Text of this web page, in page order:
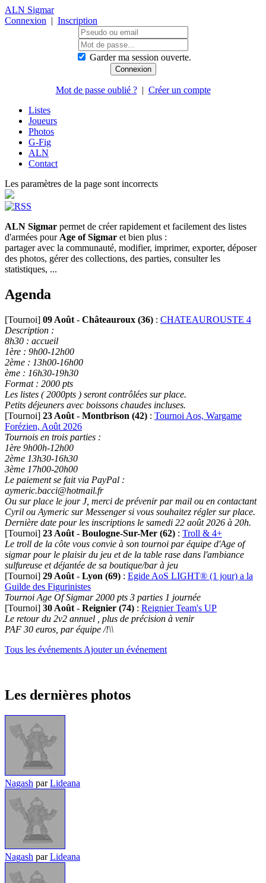
ALN Sigmar
Connexion | Inscription
Garder ma session ouverte.
Mot de passe oublié ?| Créer un compte
Listes
Joueurs
Photos
G-Fig
ALN
Contact
Les paramètres de la page sont incorrects
ALN Sigmar permet de créer rapidement et facilement des listes
d'armées pour Age of Sigmar et bien plus :
partager avec la communauté, modifier, imprimer, exporter, déposer
des photos, gérer des collections, des parties, consulter les
statistiques, ...
Agenda
[Tournoi] 09 Août - Châteauroux (36) : CHATEAUROUSTE 4
Description :
8h30 : accueil
1ère : 9h00-12h00
2ème : 13h00-16h00
ème : 16h30-19h30
Format : 2000 pts
Les listes ( 2000pts ) seront contrôlées sur place.
Petits déjeuners avec boissons chaudes incluses.
[Tournoi] 23 Août - Montbrison (42) : Tournoi Aos, Wargame
Forézien, Août 2026
Tournois en trois parties :
1ère 9h00h-12h00
2ème 13h30-16h30
3ème 17h00-20h00
Le paiement se fait via PayPal :
aymeric.bacci@hotmail.fr
Ou sur place le jour J, merci de prévenir par mail ou en contactant
Cyril ou Aymeric sur Messenger si vous souhaitez régler sur place.
Dernière date pour les inscriptions le samedi 22 août 2026 à 20h.
[Tournoi] 23 Août - Boulogne-Sur-Mer (62) : Troll & 4+
Le troll de la côte vous convie à son tournoi par équipe d'Age of
sigmar pour le plaisir du jeu et de la table rase dans l'ambiance
sulfureuse et déjantée de sa boutique/bar à jeu
[Tournoi] 29 Août - Lyon (69) : Egide AoS LIGHT® (1 jour) a la
Guilde des Figurinistes
Tournoi Age Of Sigmar 2000 pts 3 parties 1 journée
[Tournoi] 30 Août - Reignier (74) : Reignier Team's UP
Le retour du 2v2 annuel , plus de précision à venir
PAF 30 euros, par équipe /!\\
Tous les événements Ajouter un événement
Les dernières photos
Nagash parLideana
Nagash parLideana